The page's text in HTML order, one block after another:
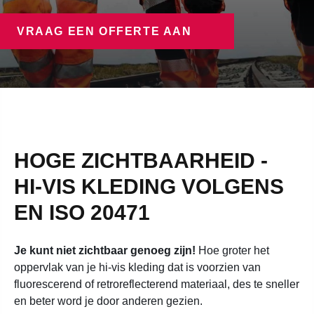
VRAAG EEN OFFERTE AAN
HOGE ZICHTBAARHEID -
HI-VIS KLEDING VOLGENS
EN ISO 20471
Je kunt niet zichtbaar genoeg zijn! Hoe groter het
oppervlak van je hi-vis kleding dat is voorzien van
fluorescerend of retroreflecterend materiaal, des te sneller
en beter word je door anderen gezien.